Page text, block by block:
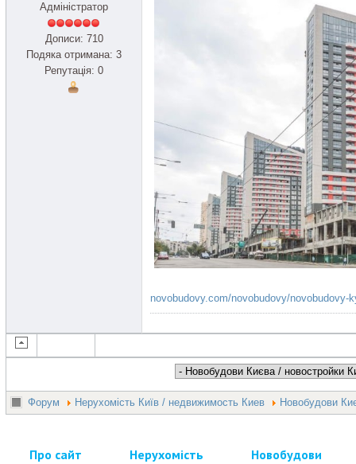
Адміністратор
Дописи: 710
Подяка отримана: 3
Репутація: 0
novobudovy.com/novobudovy/novobudovy-
Форум Нерухомість Київ / недвижимость Киев Новобудови
Про сайт Нерухомість Новобудови